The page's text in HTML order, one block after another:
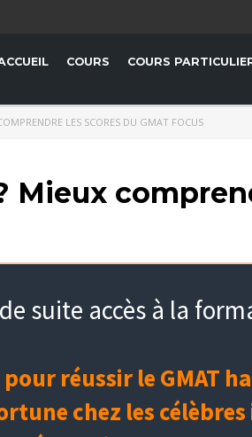
COURS COURS
LES SCORES DU GMAT FOCUS
Mieux